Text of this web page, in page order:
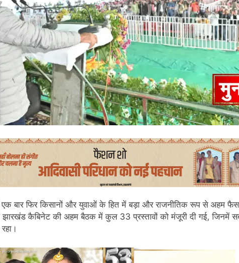
बार फिर किसानों और युवाओं के हित में बड़ा और राजनीतिक रूप से अहम
झारखंड कैबिनेट की अहम बैठक में कुल 33 प्रस्तावों को मंजूरी दी गई, जिनमें